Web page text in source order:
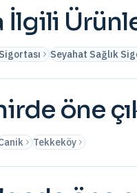
İlgili
Seyahat Sağlık
öne
Tekkeköy